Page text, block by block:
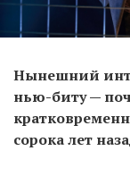
Нынешний
нью-биту —
сорока лет